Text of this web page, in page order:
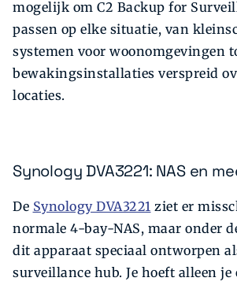
mogelijk om C2 Backup for
passen op elke situatie, van
systemen voor woonomgevingen
bewakingsinstallaties verspreid
locaties.
Synology DVA3221: NAS en
De Synology DVA3221 ziet er
normale 4-bay-NAS, maar onder
dit apparaat speciaal ontworpen
surveillance hub. Je hoeft alleen je